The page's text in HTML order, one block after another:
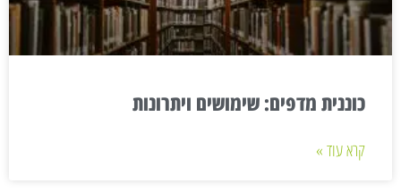
כוננית מדפים: שימושים ויתרונות
קרא עוד »